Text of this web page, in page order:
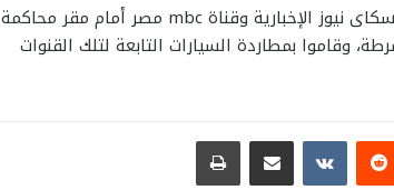
هاجم أنصار المحظورة، مراسلى وكالة الأخبار العربية ومحطة سكاى نيوز الإخبارية وقناة mbc مصر أمام مقر محاكمة
وقاموا بمطاردة السيارات التابعة لتلك القنوات
مشاركة عبر البريد طباعة